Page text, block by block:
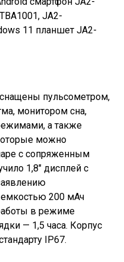
снащены пульсометром,
монитором сна,
а также
можно
с сопряженным
1,8″ дисплей с
емкостью 200 мАч
в режиме
— 1,5 часа. Корпус
IP67.